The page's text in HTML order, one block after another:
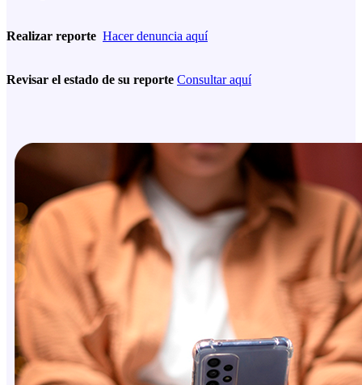
Realizar reporte Hacer denuncia aquí
Revisar el estado de su reporte Consultar aquí